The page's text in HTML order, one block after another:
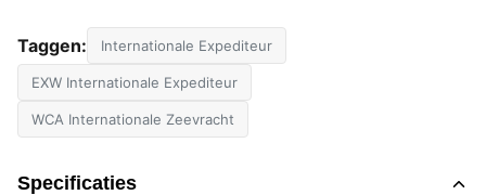
Taggen: Internationale Expediteur
EXW Internationale Expediteur
WCA Internationale Zeevracht
Specificaties